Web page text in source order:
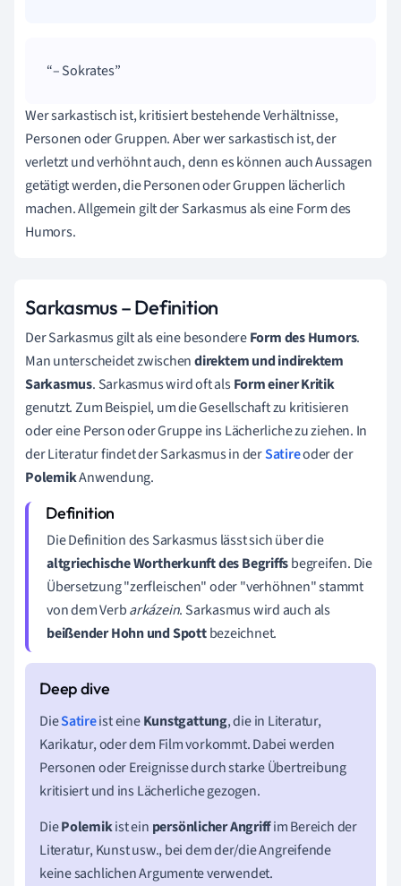
– Sokrates
Wer sarkastisch ist, kritisiert bestehende Verhältnisse,
Personen oder Gruppen. Aber wer sarkastisch ist, der
verletzt und verhöhnt auch, denn es können auch Aussagen
getätigt werden, die Personen oder Gruppen lächerlich
machen. Allgemein gilt der Sarkasmus als eine Form des
Humors.
Sarkasmus – Definition
Der Sarkasmus gilt als eine besondereForm des Humors.
Man unterscheidet zwischendirektem und indirektem
Sarkasmus. Sarkasmus wird oft alsForm einer Kritik
genutzt. Zum Beispiel, um die Gesellschaft zu kritisieren
oder eine Person oder Gruppe ins Lächerliche zu ziehen. In
der Literatur findet der Sarkasmus in derSatireoder der
PolemikAnwendung.
Die Definition des Sarkasmus lässt sich über die
altgriechische Wortherkunft des Begriffsbegreifen. Die
Übersetzung "zerfleischen" oder "verhöhnen" stammt
von dem Verbarkázein. Sarkasmus wird auch als
beißender Hohn und Spottbezeichnet.
DieSatireist eineKunstgattung, die in Literatur,
Karikatur, oder dem Film vorkommt. Dabei werden
Personen oder Ereignisse durch starke Übertreibung
kritisiert und ins Lächerliche gezogen.
DiePolemikist ein persönlicher Angriffim Bereich der
Literatur, Kunst usw., bei dem der/die Angreifende
keine sachlichen Argumente verwendet.